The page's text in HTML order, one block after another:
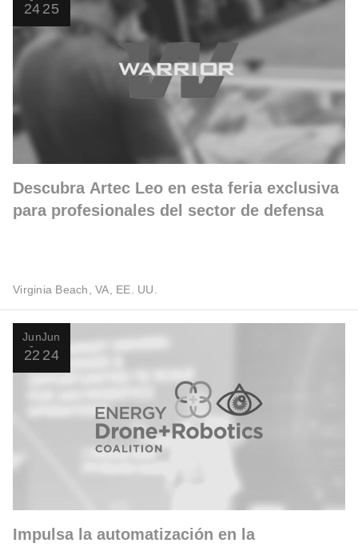
24 25
Descubra Artec Leo en esta feria exclusiva
para profesionales del sector de defensa
Virginia Beach, VA, EE. UU.
Jun
22
Jun
24
Impulsa la automatización en la